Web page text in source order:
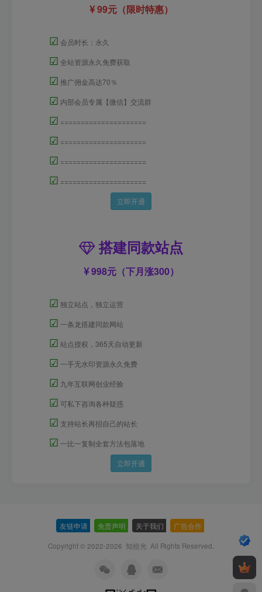
99元（限时特惠）
☑ 会员时长：永久
☑ 全站资源永久免费获取
☑ 推广佣金高达70％
☑ 内部会员专属【微信】交流群
☑ =====================
☑ =====================
☑ =====================
☑ =====================
立即开通
搭建同款站点
998元（下月涨300）
☑ 独立站点，独立运营
☑ 一条龙搭建同款网站
☑ 站点授权，365天自动更新
☑ 一手无水印资源永久免费
☑ 九年互联网创业经验
☑ 可私下咨询各种疑惑
☑ 支持站长再招自己的站长
☑ 一比一复制全套方法包落地
立即开通
友链申请 免责声明 关于我们 广告合作
Copyright © 2022-2026 知拾光 All Rights Reserved.